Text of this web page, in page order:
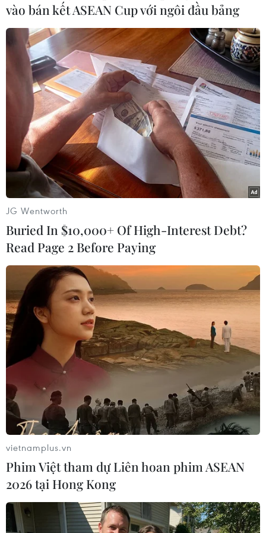
Việt Nam trên khán đài. Lần lượt Quế Ngọc Hải,
trước Thái Lan.
Đội tuyển Việt Nam chưa thể vô địch AFF Cup lần thứ ba trong
lịch sử. (Ảnh: PV/Vietnam+)
Trong khi đó, chia sẻ với báo chí sau lễ trao giải
AFF Cup 2022, huấn luyện viên Park Hang-seo
nói: “Tôi muốn vô địch để gửi món quà đẹp nhất
cho người hâm mộ, nhưng tôi không làm được.
Tôi thật sự xin lỗi.”
“Kết quả trận chung kết lượt về không được
như mong muốn vì năng lực cá nhân tôi còn
thiếu. Các cầu thủ nỗ lực hết sức rồi. Mong
người hâm mộ tiếp tục khích lệ, động viên để
họ tiến bộ thay vì phê phán họ,” ông Park chia
sẻ.
Đội tuyển Việt Nam kết thúc AFF Cup 2022 đồng
thời cũng khép lại quãng thời gian 5 năm gắn
bó cùng với huấn luyện viên Park Hang-seo.
Chung kết lượt về trước Thái Lan trở thành trận
vào bán kết ASEAN Cup với ngôi đầu bảng
JG Wentworth
Buried In $10,000+ Of High-Interest Debt?
Read Page 2 Before Paying
vietnamplus.vn
Phim Việt tham dự Liên hoan phim ASEAN
2026 tại Hong Kong